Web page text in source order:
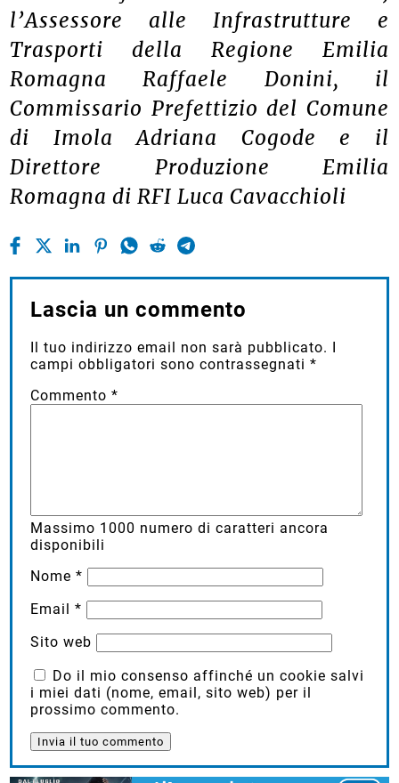
l’Assessore alle Infrastrutture e
Trasporti della Regione Emilia
Romagna Raffaele Donini, il
Commissario Prefettizio del Comune
di Imola Adriana Cogode e il
Direttore Produzione Emilia
Romagna di RFI Luca Cavacchioli
Lascia un commento
Il tuo indirizzo email non sarà pubblicato.
campi obbligatori sono contrassegnati*
Commento*
Massimo 1000 numero di caratteri ancora
disponibili
Nome*
Email*
Sito web
Do il mio consenso affinché un cookie salvi
i miei dati (nome, email, sito web) per il
prossimo commento.